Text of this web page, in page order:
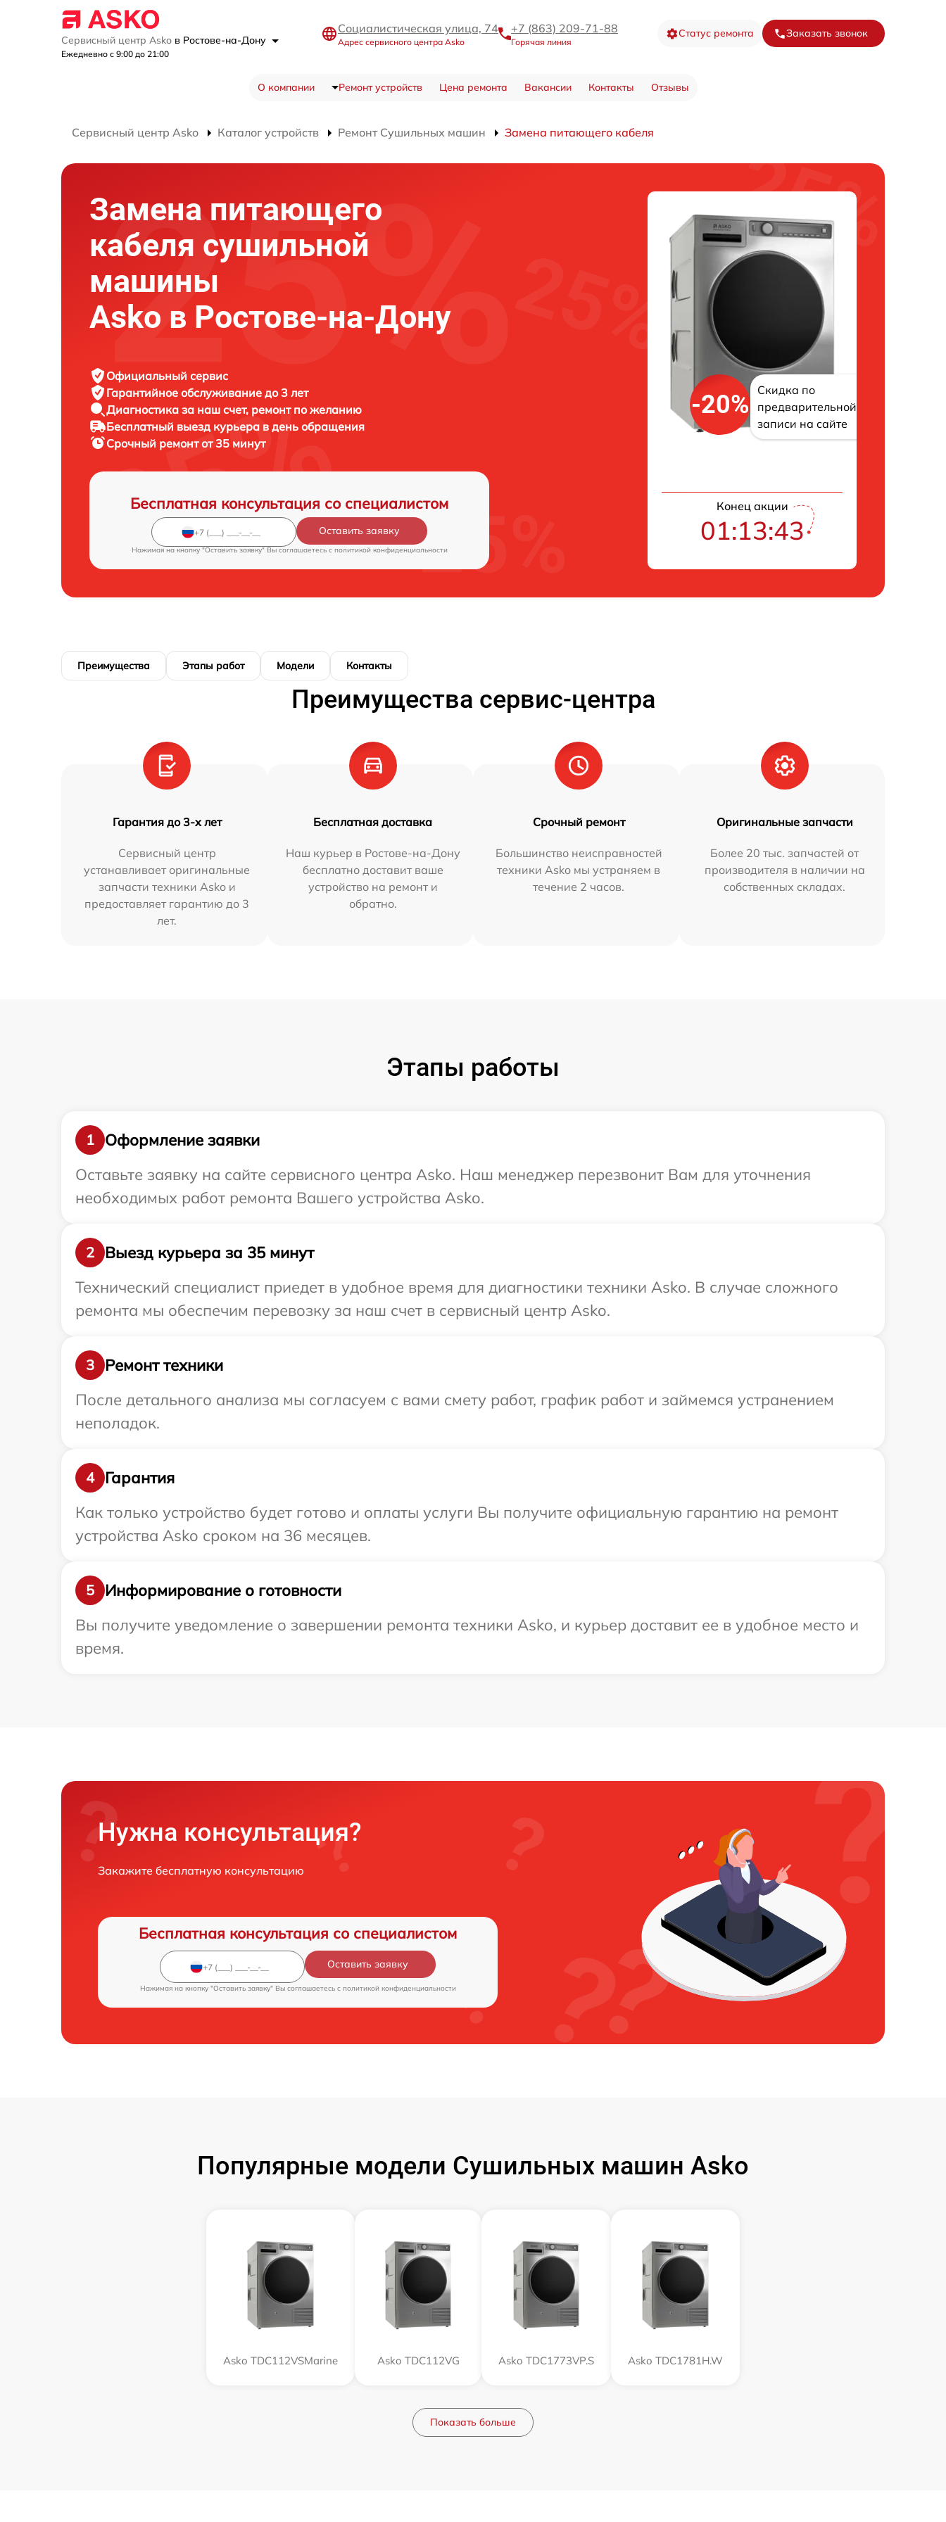
Сервисный центр Asko в Ростове-на-Дону
Ежедневно с 9:00 до 21:00
Социалистическая улица, 74
Адрес сервисного центра Asko
+7 (863) 209-71-88
Горячая линия
Статус ремонта Заказать звонок
О компании Ремонт устройств Цена ремонта Вакансии Контакты Отзывы
Сервисный центр Asko Каталог устройств Ремонт Сушильных машин Замена питающего кабеля
Замена питающего
кабеля сушильной
машины
Asko в Ростове-на-Дону
Официальный сервис
Гарантийное обслуживание до 3 лет
Диагностика за наш счет, ремонт по желанию
Бесплатный выезд курьера в день обращения
Срочный ремонтот 35 минут
Бесплатная консультация со специалистом
Оставить заявку
Нажимая на кнопку "Оставить заявку" Вы соглашаетесь c политикой конфиденциальности
-20%
Скидка по
предварительной
записи на сайте
Конец акции
01:13:43
Преимущества Этапы работ Модели Контакты
Преимущества сервис-центра
Гарантия до 3-х лет
Сервисный центр
устанавливает оригинальные
запчасти техники Asko и
предоставляет гарантию до 3
лет.
Бесплатная доставка
Наш курьер в Ростове-на-Дону
бесплатно доставит ваше
устройство на ремонт и
обратно.
Срочный ремонт
Большинство неисправностей
техники Asko мы устраняем в
течение 2 часов.
Оригинальные запчасти
Более 20 тыс. запчастей от
производителя в наличии на
собственных складах.
Этапы работы
1
Оформление заявки
Оставьте заявку на сайте сервисного центра Asko. Наш менеджер перезвонит Вам для уточнения
необходимых работ ремонта Вашего устройства Asko.
2
Выезд курьера за 35 минут
Технический специалист приедет в удобное время для диагностики техники Asko. В случае сложного
ремонта мы обеспечим перевозку за наш счет в сервисный центр Asko.
3
Ремонт техники
После детального анализа мы согласуем с вами смету работ, график работ и займемся устранением
неполадок.
4
Гарантия
Как только устройство будет готово и оплаты услуги Вы получите официальную гарантию на ремонт
устройства Asko сроком на 36 месяцев.
5
Информирование о готовности
Вы получите уведомление о завершении ремонта техники Asko, и курьер доставит ее в удобное место и
время.
Нужна консультация?
Закажите бесплатную консультацию
Бесплатная консультация со специалистом
Оставить заявку
Нажимая на кнопку "Оставить заявку" Вы соглашаетесь c политикой конфиденциальности
Популярные модели Сушильных машин Asko
Asko TDC112VSMarine Asko TDC112VG Asko TDC1773VP.S Asko TDC1781H.W
Показать больше